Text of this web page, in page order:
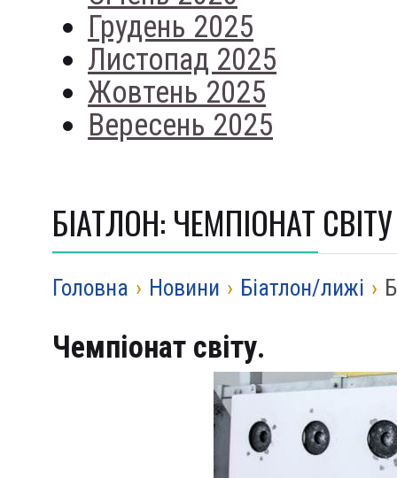
Грудень 2025
Листопад 2025
Жовтень 2025
Вересень 2025
БІАТЛОН: ЧЕМПІОНАТ СВІТУ
Головна › Новини › Біатлон/лижі ›
Чемпіонат світу.